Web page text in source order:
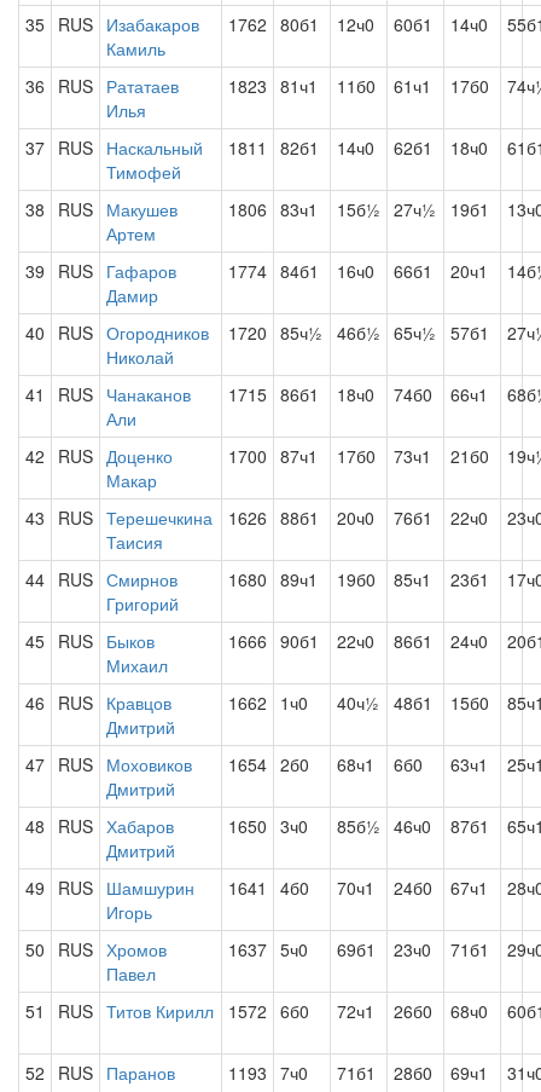
35 RUS Изабакаров
Камиль
1762 80б1 12ч0 60б1 14ч0
36 RUS Рататаев
Илья
1823 81ч1 11б0 61ч1 17б0
37 RUS Наскальный
Тимофей
1811 82б1 14ч0 62б1 18ч0
38 RUS Макушев
Артем
1806 83ч1 15б½ 27ч½ 19б1
39 RUS Гафаров
Дамир
1774 84б1 16ч0 66б1 20ч1
40 RUS Огородников
Николай
1720 85ч½ 46б½ 65ч½ 57б1
41 RUS Чанаканов
Али
1715 86б1 18ч0 74б0 66ч1
42 RUS Доценко
Макар
1700 87ч1 17б0 73ч1 21б0
43 RUS Терешечкина
Таисия
1626 88б1 20ч0 76б1 22ч0
44 RUS Смирнов
Григорий
1680 89ч1 19б0 85ч1 23б1
45 RUS Быков
Михаил
1666 90б1 22ч0 86б1 24ч0
46 RUS Кравцов
Дмитрий
1662 1ч0 40ч½ 48б1 15б0
47 RUS Моховиков
Дмитрий
1654 2б0 68ч1 6б0 63ч1
48 RUS Хабаров
Дмитрий
1650 3ч0 85б½ 46ч0 87б1
49 RUS Шамшурин
Игорь
1641 4б0 70ч1 24б0 67ч1
50 RUS Хромов
Павел
1637 5ч0 69б1 23ч0 71б1
51 RUS Титов Кирилл 1572 6б0 72ч1 26б0 68ч0
52 RUS Паранов
1193 7ч0 71б1 28б0 69ч1